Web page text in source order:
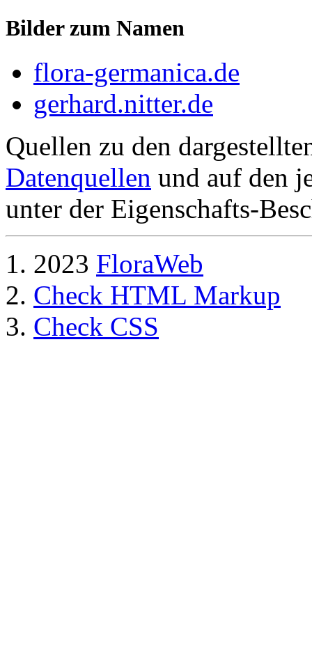
Bilder zum Namen
flora-germanica.de
gerhard.nitter.de
Quellen zu den
Datenquellen und auf den
unter der Eigenschafts-
2023 FloraWeb
Check HTML Markup
Check CSS